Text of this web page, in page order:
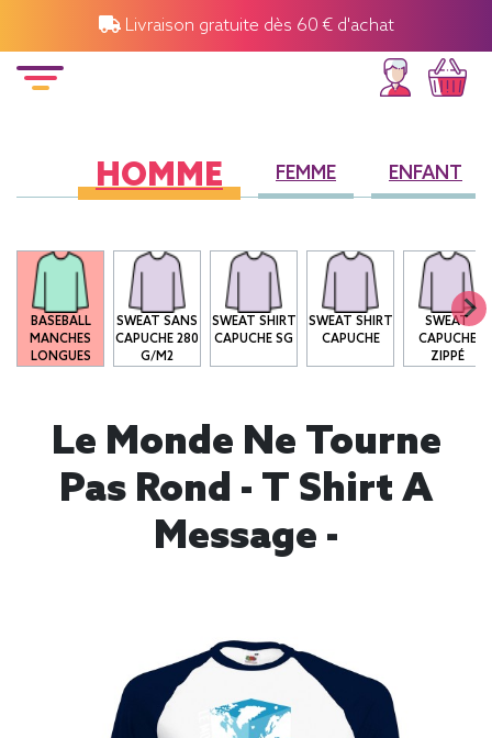
Livraison gratuite dès 60 € d'achat
HOMME FEMME ENFANT
BASEBALL
MANCHES
LONGUES
SWEAT SANS
CAPUCHE 280
G/M2
SWEAT SHIRT
CAPUCHE SG
SWEAT SHIRT
CAPUCHE
SWEAT
CAPUCHE
ZIPPÉ
Le Monde Ne Tourne
Pas Rond - T Shirt A
Message -